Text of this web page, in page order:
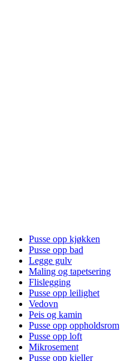
Pusse opp kjøkken
Pusse opp bad
Legge gulv
Maling og tapetsering
Flislegging
Pusse opp leilighet
Vedovn
Peis og kamin
Pusse opp oppholdsrom
Pusse opp loft
Mikrosement
Pusse opp kjeller